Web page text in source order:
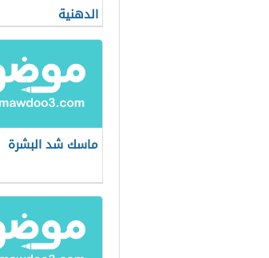
الدهنية
ماسك شد البشرة